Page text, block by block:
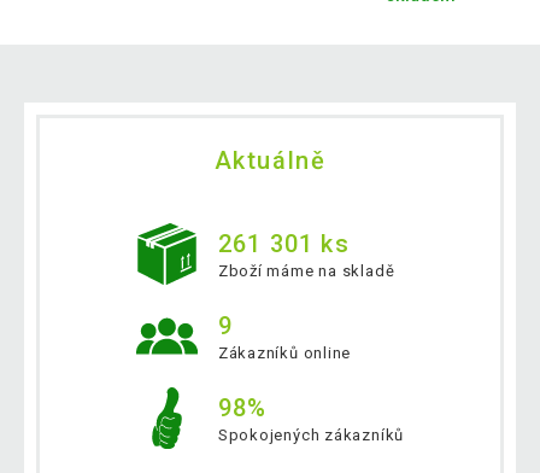
Aktuálně
261 301 ks
Zboží máme na skladě
9
Zákazníků online
98%
Spokojených zákazníků